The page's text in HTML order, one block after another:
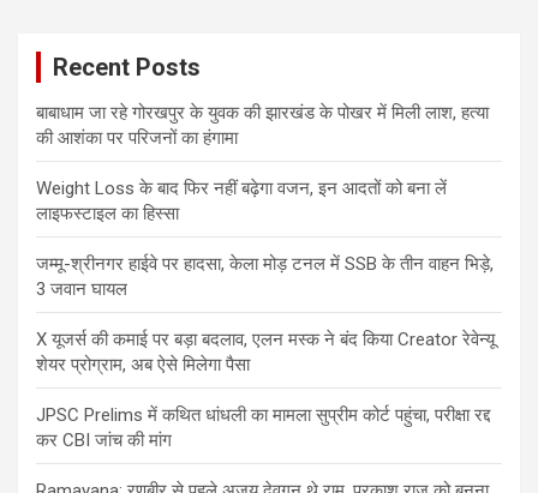
Recent Posts
बाबाधाम जा रहे गोरखपुर के युवक की झारखंड के पोखर में मिली लाश, हत्या
की आशंका पर परिजनों का हंगामा
Weight Loss के बाद फिर नहीं बढ़ेगा वजन, इन आदतों को बना लें
लाइफस्टाइल का हिस्सा
जम्मू-श्रीनगर हाईवे पर हादसा, केला मोड़ टनल में SSB के तीन वाहन भिड़े,
3 जवान घायल
X यूजर्स की कमाई पर बड़ा बदलाव, एलन मस्क ने बंद किया Creator रेवेन्यू
शेयर प्रोग्राम, अब ऐसे मिलेगा पैसा
JPSC Prelims में कथित धांधली का मामला सुप्रीम कोर्ट पहुंचा, परीक्षा रद्द
कर CBI जांच की मांग